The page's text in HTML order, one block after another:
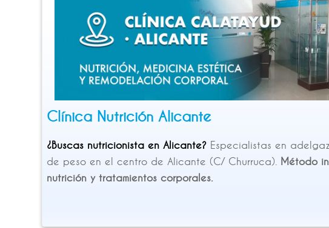
Clínica Nutrición Alicante
¿Buscas nutricionista en Alicante? Especialistas en
de peso en el centro de Alicante (C/ Churruca).
Método
nutrición y tratamientos corporales.